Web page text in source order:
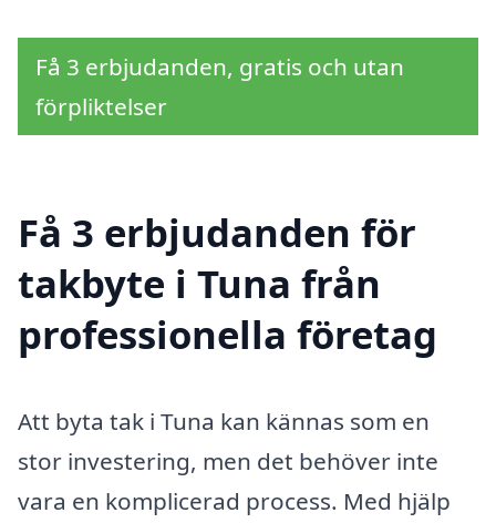
Få 3 erbjudanden, gratis och utan
förpliktelser
Få 3 erbjudanden för
takbyte i Tuna från
professionella företag
Att byta tak i Tuna kan kännas som en
stor investering, men det behöver inte
vara en komplicerad process. Med hjälp